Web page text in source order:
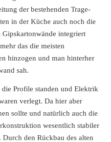
der bestehenden Trage-
in der Küche auch noch die
integriert
das die meisten
hinzogen und man hinterher
sah.
Profile standen und Elektrik
verlegt. Da hier aber
sollte und natürlich auch die
wesentlich stabiler
Durch den Rückbau des alten